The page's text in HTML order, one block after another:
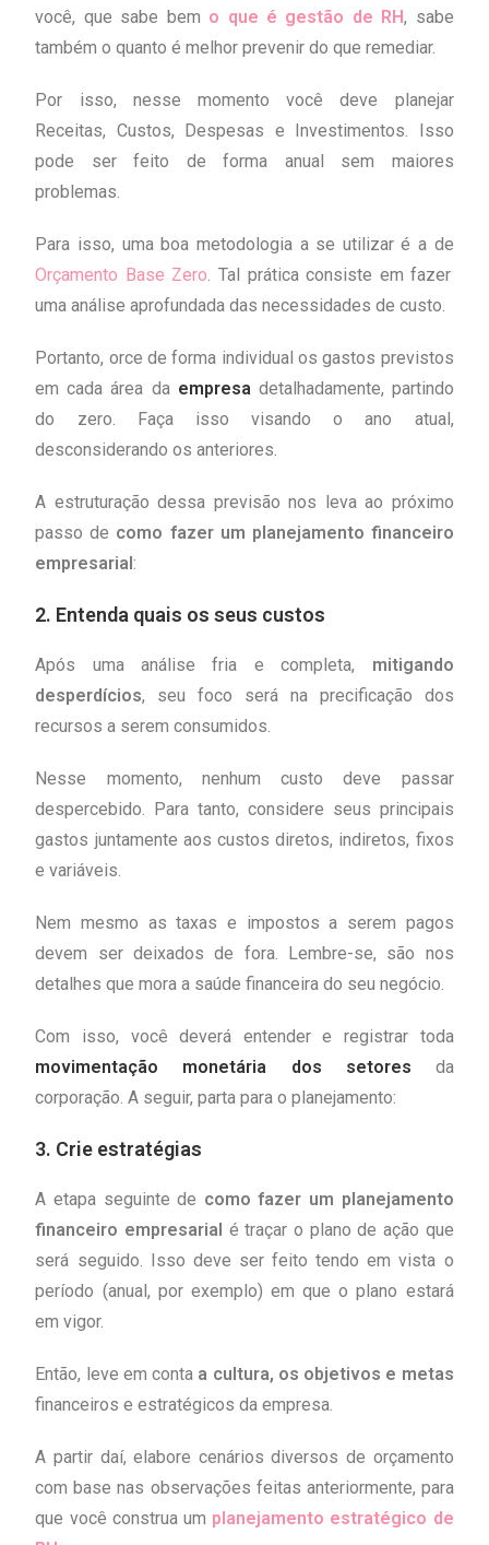
você, que sabe bem o que é gestão de RH, sabe
também o quanto é melhor prevenir do que remediar.
Por isso, nesse momento você deve planejar
Receitas, Custos, Despesas e Investimentos. Isso
pode ser feito de forma anual sem maiores
problemas.
Para isso, uma boa metodologia a se utilizar é a de
Orçamento Base Zero. Tal prática consiste em fazer
uma análise aprofundada das necessidades de custo.
Portanto, orce de forma individual os gastos previstos
em cada área da empresa detalhadamente, partindo
do zero. Faça isso visando o ano atual,
desconsiderando os anteriores.
A estruturação dessa previsão nos leva ao próximo
passo de como fazer um planejamento financeiro
empresarial:
2. Entenda quais os seus custos
Após uma análise fria e completa, mitigando
desperdícios, seu foco será na precificação dos
recursos a serem consumidos.
Nesse momento, nenhum custo deve passar
despercebido. Para tanto, considere seus principais
gastos juntamente aos custos diretos, indiretos, fixos
e variáveis.
Nem mesmo as taxas e impostos a serem pagos
devem ser deixados de fora. Lembre-se, são nos
detalhes que mora a saúde financeira do seu negócio.
Com isso, você deverá entender e registrar toda
movimentação monetária dos setores da
corporação. A seguir, parta para o planejamento:
3. Crie estratégias
A etapa seguinte de como fazer um planejamento
financeiro empresarial é traçar o plano de ação que
será seguido. Isso deve ser feito tendo em vista o
período (anual, por exemplo) em que o plano estará
em vigor.
Então, leve em conta a cultura, os objetivos e metas
financeiros e estratégicos da empresa.
A partir daí, elabore cenários diversos de orçamento
com base nas observações feitas anteriormente, para
que você construa um planejamento estratégico de